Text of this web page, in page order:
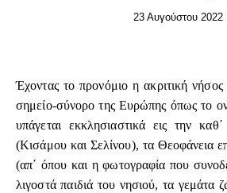
23 Αυγούστου 2022
Έχοντας το προνόμιο η ακριτική
σημείο-σύνορο της Ευρώπης όπως το
υπάγεται εκκλησιαστικά εις την
(Κισάμου και Σελίνου), τα Θεοφάνεια
(απ΄ όπου και η φωτογραφία που
λιγοστά παιδιά του νησιού, τα γεμάτα